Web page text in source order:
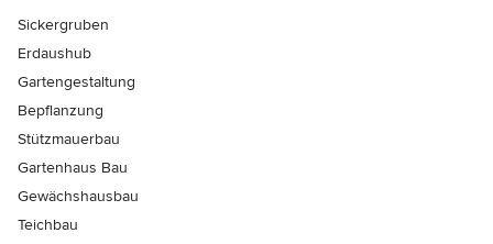
Sickergruben
Erdaushub
Gartengestaltung
Bepflanzung
Stützmauerbau
Gartenhaus Bau
Gewächshausbau
Teichbau